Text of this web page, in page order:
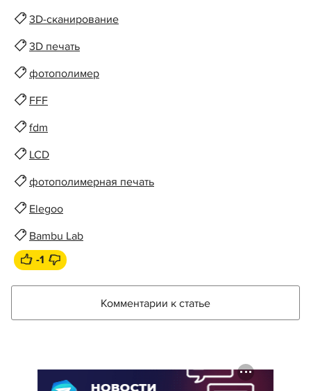
3D-сканирование
3D печать
фотополимер
FFF
fdm
LCD
фотополимерная печать
Elegoo
Bambu Lab
-1
Комментарии к статье